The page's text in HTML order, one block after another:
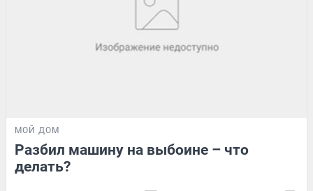
МОЙ ДОМ
Разбил машину на выбоине – что
делать?